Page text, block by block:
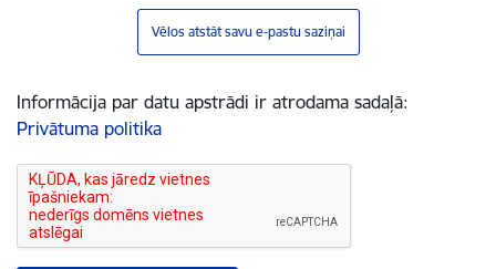
Vēlos atstāt savu e-pastu saziņai
Informācija par datu apstrādi ir atrodama sadaļā:
Privātuma politika